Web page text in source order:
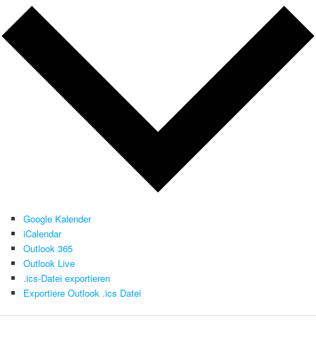
Google Kalender
iCalendar
Outlook 365
Outlook Live
.ics-Datei exportieren
Exportiere Outlook .ics Datei